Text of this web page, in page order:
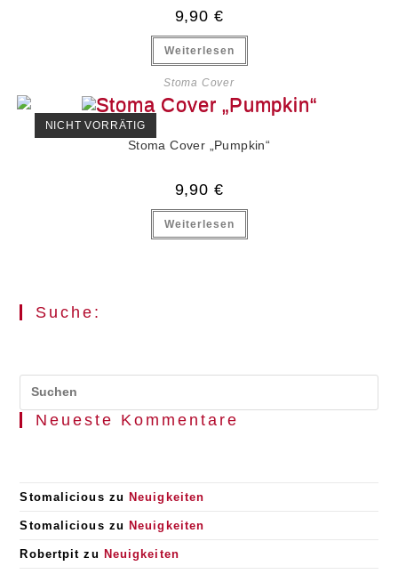
9,90 €
Weiterlesen
Stoma Cover
NICHT VORRÄTIG
Stoma Cover „Pumpkin“
9,90 €
Weiterlesen
Suche:
Neueste Kommentare
Stomalicious zuNeuigkeiten
Stomalicious zuNeuigkeiten
Robertpit zu Neuigkeiten